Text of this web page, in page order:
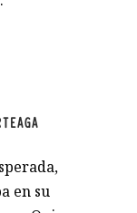
en su